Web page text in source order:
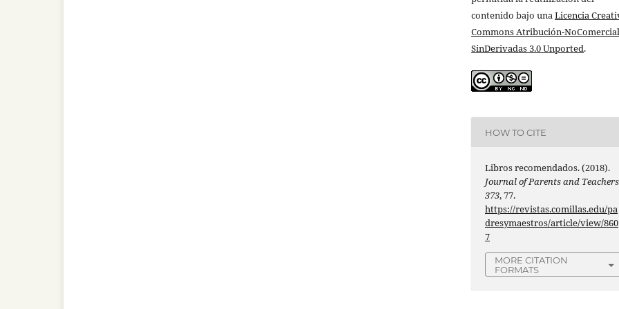
contenido bajo unaLicencia
Commons Atribución-
SinDerivadas 3.0 Unported.
HOW TO CITE
Libros recomendados. (2018).
Journal of Parents and Teachers
373, 77.
https://revistas.comillas.edu/pa
dresymaestros/article/view/860
7
MORE CITATION
FORMATS